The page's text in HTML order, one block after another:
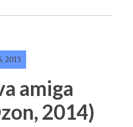
2015
amiga
2014)